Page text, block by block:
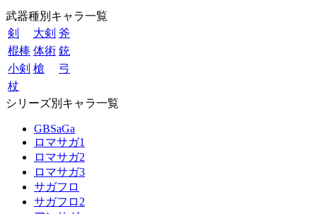
武器種別キャラ一覧
剣
大剣 斧
棍棒 体術 銃
小剣 槍
弓
杖
シリーズ別キャラ一覧
GBSaGa
ロマサガ1
ロマサガ2
ロマサガ3
サガフロ
サガフロ2